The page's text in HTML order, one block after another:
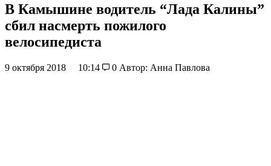
В Камышине водитель “Лада Калины”
сбил насмерть пожилого
велосипедиста
9 октября 2018 10:14 0 Автор: Анна Павлова